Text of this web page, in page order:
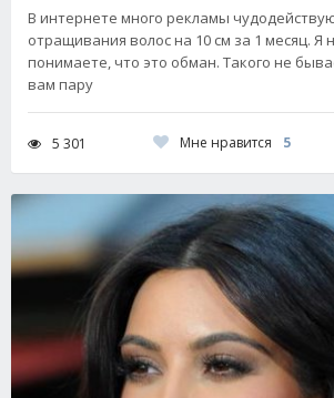
В интернете много рекламы
отращивания волос на 10 см за 1 месяц. Я
понимаете, что это обман. Такого не
вам пару
5 301 Мне нравится 5